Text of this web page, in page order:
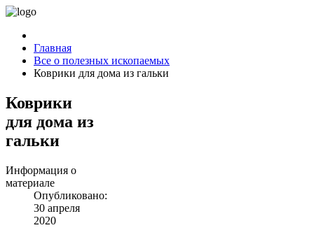
Главная
Все о полезных ископаемых
Коврики для дома из гальки
Коврики
для дома из
гальки
Информация о
материале
Опубликовано:
30 апреля
2020